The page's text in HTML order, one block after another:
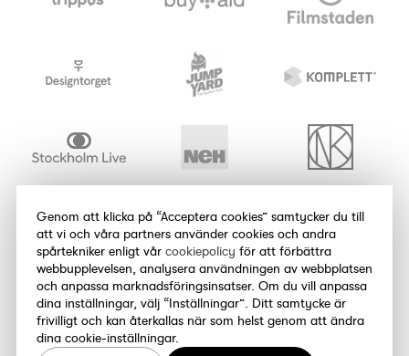
Genom att klicka på “Acceptera cookies” samtycker du till
att vi och våra partners använder cookies och andra
spårtekniker enligt vår cookiepolicy för att förbättra
webbupplevelsen, analysera användningen av webbplatsen
och anpassa marknadsföringsinsatser. Om du vill anpassa
dina inställningar, välj “Inställningar”. Ditt samtycke är
frivilligt och kan återkallas när som helst genom att ändra
dina cookie-inställningar.